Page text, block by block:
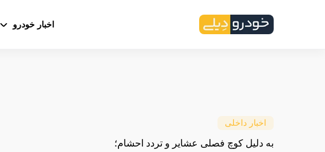
اخبار خودرو
اخبار داخلی
به دلیل کوچ فصلی عشایر و تردد احشام؛